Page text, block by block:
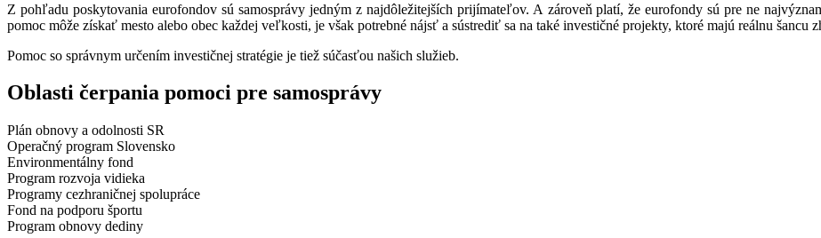
Z pohľadu poskytovania eurofondov sú samosprávy jedným z najdôležitejších prijímateľov. A zároveň platí, že eurofondy sú pre ne
pomoc môže získať mesto alebo obec každej veľkosti, je však potrebné nájsť a sústrediť sa na také investičné projekty, ktoré majú reálnu šancu
Pomoc so správnym určením investičnej stratégie je tiež súčasťou našich služieb.
Oblasti čerpania pomoci pre samosprávy
Plán obnovy a odolnosti SR
Operačný program Slovensko
Environmentálny fond
Program rozvoja vidieka
Programy cezhraničnej spolupráce
Fond na podporu športu
Program obnovy dediny